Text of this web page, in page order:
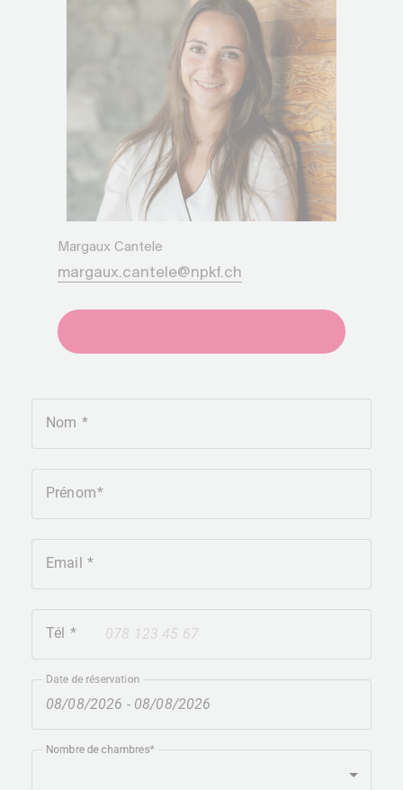
Margaux Cantele
margaux.cantele@npkf.ch
Nom
Prénom
Email
+41
Tél
Date de réservation
Nombre de chambres